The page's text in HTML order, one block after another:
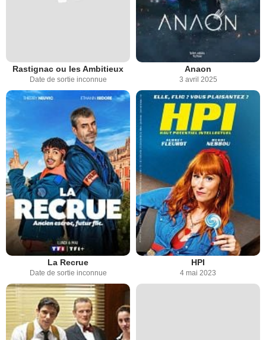
Rastignac ou les Ambitieux
Date de sortie inconnue
Anaon
3 avril 2025
La Recrue
Date de sortie inconnue
HPI
4 mai 2023